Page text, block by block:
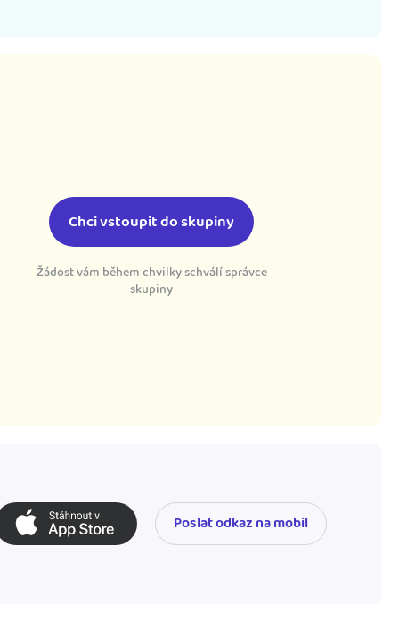
Chci vstoupit do skupiny
Žádost vám během chvilky schválí správce
skupiny
Poslat odkaz na mobil